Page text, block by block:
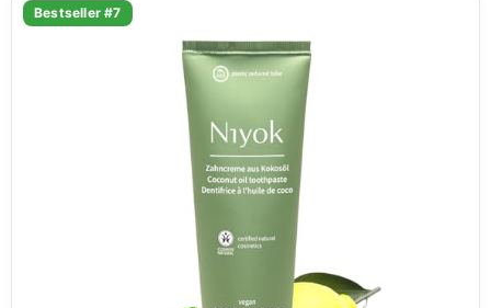
Bestseller #7